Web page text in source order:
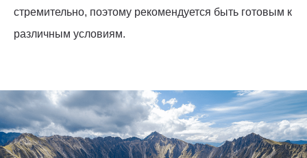
стремительно, поэтому рекомендуется быть готовым к
различным условиям.